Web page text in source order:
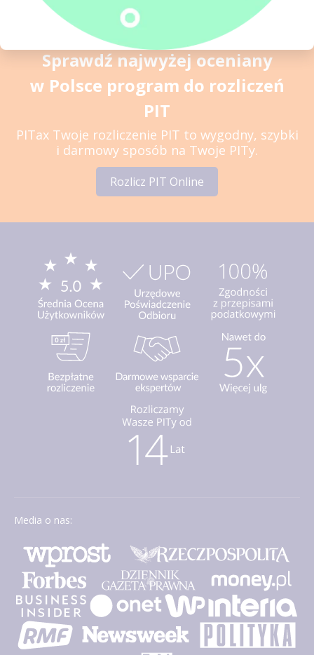
Sprawdź najwyżej oceniany
w Polsce program do rozliczeń
PIT
PITax Twoje rozliczenie PIT to wygodny, szybki
i darmowy sposób na Twoje PITy.
Rozlicz PIT Online
Media o nas: